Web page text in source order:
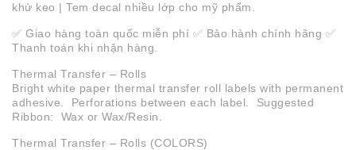
khử keo | Tem decal nhiều lớp cho mỹ phẩm.
✅ Giao hàng toàn quốc miễn phí ✅ Bảo hành chính hãng ✅
Thanh toán khi nhận hàng.
Thermal Transfer – Rolls
Bright white paper thermal transfer roll labels with permanent
adhesive. Perforations between each label. Suggested
Ribbon: Wax or Wax/Resin.
Thermal Transfer – Rolls (COLORS)